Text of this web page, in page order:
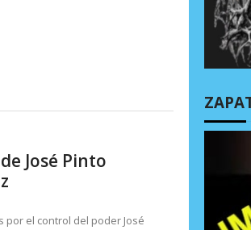
José Pinto
el control del poder José